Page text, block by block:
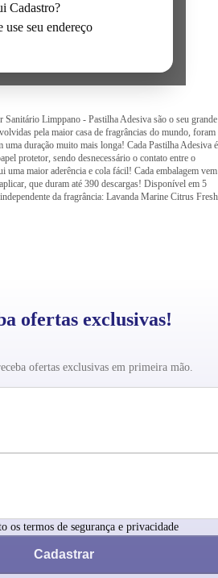
Cadastro?
use seu endereço
Limppano - Pastilha Adesiva são o seu grande
pela maior casa de fragrâncias do mundo, foram
uma duração muito mais longa! Cada Pastilha Adesiva é
protetor, sendo desnecessário o contato entre o
uma maior aderência e cola fácil! Cada embalagem vem
que duram até 390 descargas! Disponível em 5
da fragrância: Lavanda Marine Citrus Fresh
ofertas exclusivas!
ofertas exclusivas em primeira mão.
os termos de segurança e privacidade
Cadastrar